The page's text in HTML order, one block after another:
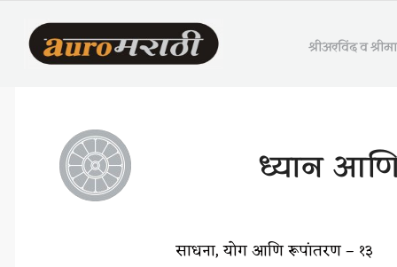
श्रीअरविंद व
ध्यान
साधना, योग आणि रूपांतरण – १३